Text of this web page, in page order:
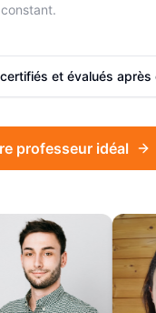
et évalués après
professeur idéal